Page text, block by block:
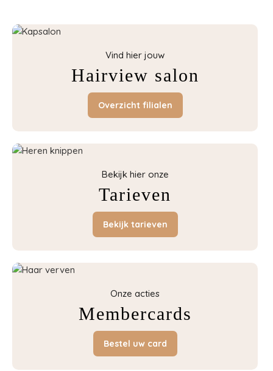
Vind hier jouw
Hairview salon
Overzicht filialen
Bekijk hier onze
Tarieven
Bekijk tarieven
Onze acties
Membercards
Bestel uw card